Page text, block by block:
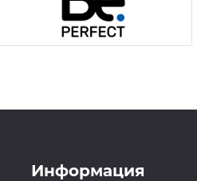
Информация